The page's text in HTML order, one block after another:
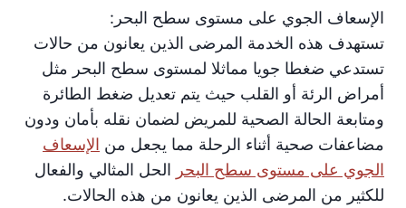
الإسعاف الجوي على مستوى سطح البحر:
تستهدف هذه الخدمة المرضى الذين يعانون من حالات
تستدعي ضغطا جويا مماثلا لمستوى سطح البحر مثل
أمراض الرئة أو القلب حيث يتم تعديل ضغط الطائرة
ومتابعة الحالة الصحية للمريض لضمان نقله بأمان ودون
مضاعفات صحية أثناء الرحلة مما يجعل من الإسعاف
الجوي على مستوى سطح البحر الحل المثالي والفعال
للكثير من المرضى الذين يعانون من هذه الحالات.